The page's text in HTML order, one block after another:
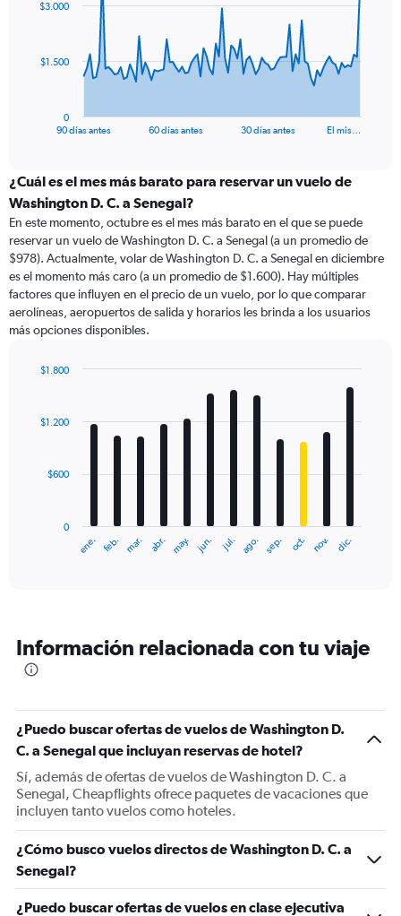
data
The
categories.
Range:
categories.
The
chart
has
1
Y
axis
values.
to
90 días antes 60 días antes 30 días antes El mis…
0
$1.500
$3.000
¿Cuál es el mes más barato para reservar un vuelo de
Washington D. C. a Senegal?
En este momento, octubre es el mes más barato en el que se puede
reservar un vuelo de Washington D. C. a Senegal (a un promedio de
$978). Actualmente, volar de Washington D. C. a Senegal en diciembre
es el momento más caro (a un promedio de $1.600). Hay múltiples
factores que influyen en el precio de un vuelo, por lo que comparar
aerolíneas, aeropuertos de salida y horarios les brinda a los usuarios
más opciones disponibles.
with
12
The
categories.
The
Y
axis
displaying
values.
Range:
0
1800.
ene. feb. mar. abr. may. jun. jul. ago. sep. oct. nov. dic.
0
$600
$1.200
$1.800
Información relacionada con tu viaje
¿Puedo buscar ofertas de vuelos de Washington D.
C. a Senegal que incluyan reservas de hotel?
Sí, además de ofertas de vuelos de Washington D. C. a
Senegal, Cheapflights ofrece paquetes de vacaciones que
incluyen tanto vuelos como hoteles.
¿Cómo busco vuelos directos de Washington D. C. a
Senegal?
¿Puedo buscar ofertas de vuelos en clase ejecutiva